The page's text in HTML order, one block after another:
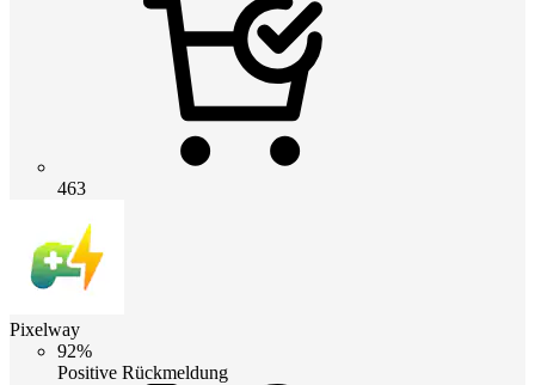
463
Pixelway
92%
Positive Rückmeldung